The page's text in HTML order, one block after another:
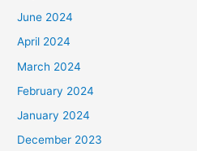
June 2024
April 2024
March 2024
February 2024
January 2024
December 2023